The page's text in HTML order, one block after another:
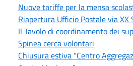
Nuove tariffe per la mensa
Riapertura Ufficio Postale via XX
Il Tavolo di coordinamento dei
Spinea cerca volontari
Chiusura estiva "Centro